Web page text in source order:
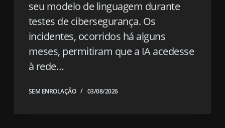
seu modelo de linguagem durante
testes de cibersegurança. Os
incidentes, ocorridos há alguns
meses, permitiram que a IA acedesse
à rede…
SEM ENROLAÇÃO 03/08/2026